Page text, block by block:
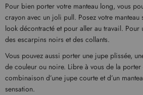
Pour bien porter votre manteau long, vous
crayon avec un joli pull. Posez votre manteau
look décontracté et pour aller au travail.
des escarpins noirs et des collants.
Vous pouvez aussi porter une jupe plissée,
de couleur ou noire. Libre à vous de la porter
combinaison d’une jupe courte et d’un
sensation.